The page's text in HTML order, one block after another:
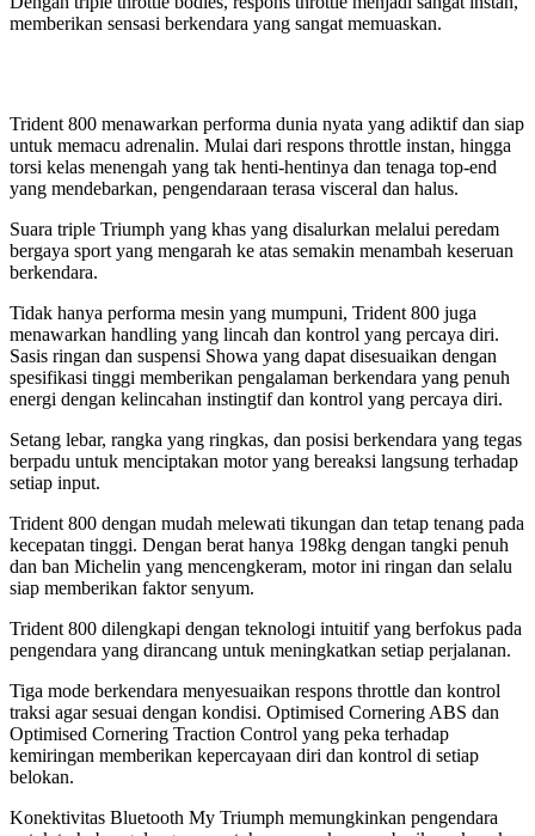
memberikan sensasi berkendara yang sangat memuaskan.
Trident 800 menawarkan performa dunia nyata yang adiktif dan siap
untuk memacu adrenalin. Mulai dari respons throttle instan, hingga
torsi kelas menengah yang tak henti-hentinya dan tenaga top-end
yang mendebarkan, pengendaraan terasa visceral dan halus.
Suara triple Triumph yang khas yang disalurkan melalui peredam
bergaya sport yang mengarah ke atas semakin menambah keseruan
berkendara.
Tidak hanya performa mesin yang mumpuni, Trident 800 juga
menawarkan handling yang lincah dan kontrol yang percaya diri.
Sasis ringan dan suspensi Showa yang dapat disesuaikan dengan
spesifikasi tinggi memberikan pengalaman berkendara yang penuh
energi dengan kelincahan instingtif dan kontrol yang percaya diri.
Setang lebar, rangka yang ringkas, dan posisi berkendara yang tegas
berpadu untuk menciptakan motor yang bereaksi langsung terhadap
setiap input.
Trident 800 dengan mudah melewati tikungan dan tetap tenang pada
kecepatan tinggi. Dengan berat hanya 198kg dengan tangki penuh
dan ban Michelin yang mencengkeram, motor ini ringan dan selalu
siap memberikan faktor senyum.
Trident 800 dilengkapi dengan teknologi intuitif yang berfokus pada
pengendara yang dirancang untuk meningkatkan setiap perjalanan.
Tiga mode berkendara menyesuaikan respons throttle dan kontrol
traksi agar sesuai dengan kondisi. Optimised Cornering ABS dan
Optimised Cornering Traction Control yang peka terhadap
kemiringan memberikan kepercayaan diri dan kontrol di setiap
belokan.
Konektivitas Bluetooth My Triumph memungkinkan pengendara